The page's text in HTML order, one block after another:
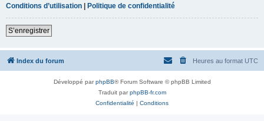
Conditions d’utilisation | Politique de confidentialité
S’enregistrer
Index du forum Heures au format UTC
Développé parphpBB® Forum Software © phpBB Limited
Traduit parphpBB-fr.com
Confidentialité | Conditions